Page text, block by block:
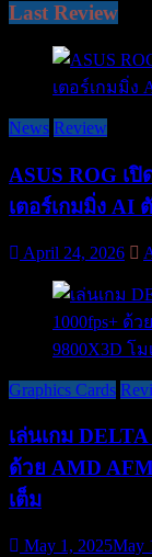
Last Review
News Review
ASUS ROG เ
เตอร์เกมมิ่ง AI
April 24, 2026
Graphics Cards
เล่นเกม
ด้วย AMD
เต็ม
May 1, 2025May